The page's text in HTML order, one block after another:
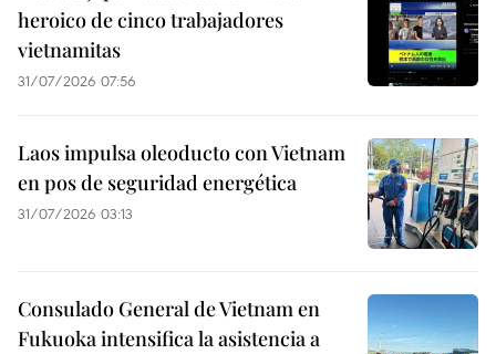
heroico de cinco trabajadores
vietnamitas
31/07/2026 07:56
Laos impulsa oleoducto con Vietnam
en pos de seguridad energética
31/07/2026 03:13
Consulado General de Vietnam en
Fukuoka intensifica la asistencia a